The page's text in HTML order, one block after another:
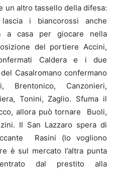
un altro tassello della difesa:
i biancorossi anche
a casa per giocare nella
del portiere Accini,
Caldera e i due
Casalromano confermano
Canzonieri,
Tonini, Zaglio. Sfuma il
allora può tornare Buoli,
Il San Lazzaro spera di
Rasini (lo vogliono
è sul mercato l’altra punta
dal prestito alla